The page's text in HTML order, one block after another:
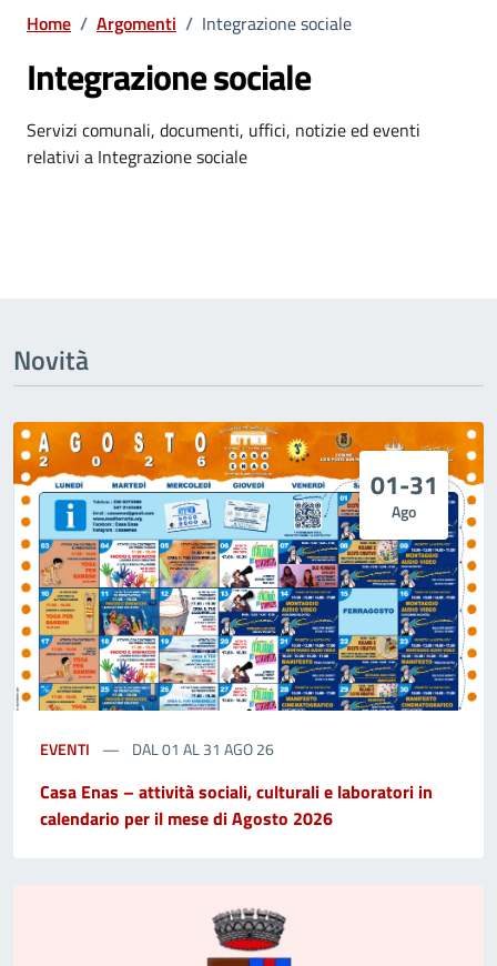
Home / Argomenti / Integrazione sociale
Integrazione sociale
Dettagli dell'argomento
Servizi comunali, documenti, uffici, notizie ed eventi
relativi a Integrazione sociale
Novità
01-31
Ago
EVENTI DAL 01 AL 31 AGO 26
Casa Enas – attività sociali, culturali e laboratori in
calendario per il mese di Agosto 2026